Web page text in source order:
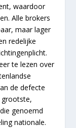
waardoor
Alle brokers
maar lager
redelijke
te lezen over
de defecte
grootste,
genoemd
nationale.